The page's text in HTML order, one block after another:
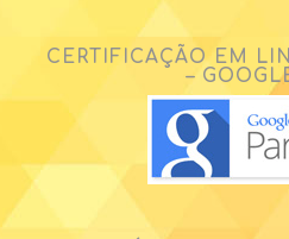
CERTIFICAÇÃO EM
–